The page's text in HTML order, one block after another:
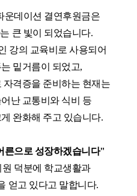
운데이션 결연후원금은
큰 빛이 되었습니다.
강의 교육비로 사용되어
밑거름이 되었고,
격증을 준비하는 현재는
난 교통비와 식비 등
완화해 주고 있습니다.
른으로 성장하겠습니다"
덕분에 학교생활과
얻고 있다고 말합니다.